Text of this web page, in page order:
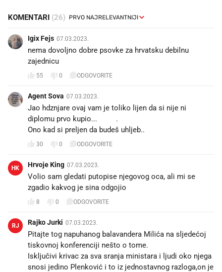
KOMENTARI (26)
Igix Fejs 07.03.2023.
nema dovoljno dobre psovke za hrvatsku debilnu
zajednicu
55 0 ODGOVORITE
Agent Sova 07.03.2023.
Jao hdznjare ovaj vam je toliko lijen da si nije ni
diplomu prvo kupio...🤣🤣.
Ono kad si preljen da budeš uhljeb..🤣🤣
30 0 ODGOVORITE
HK Hrvoje King 07.03.2023.
Volio sam gledati putopise njegovog oca, ali mi se
zgadio kakvog je sina odgojio
8 0 ODGOVORITE
RJ Rajko Jurki 07.03.2023.
Pitajte tog napuhanog balavandera Milića na sljedećoj
tiskovnoj konferenciji nešto o tome.
Isključivi krivac za sva sranja ministara i ljudi oko njega
snosi jedino Plenković i to iz jednostavnog razloga,on je